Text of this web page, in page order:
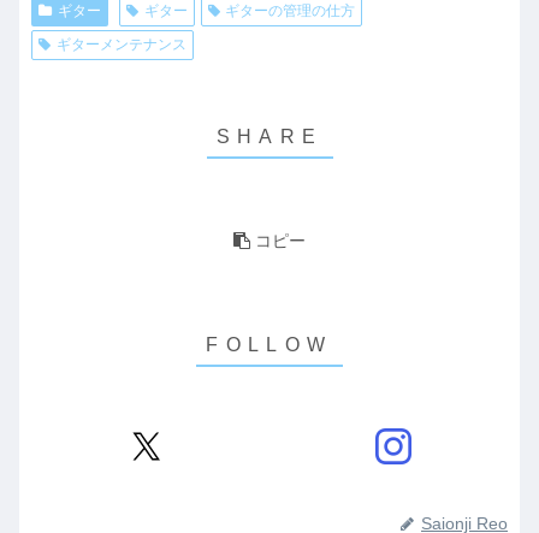
ギター ギター
ギターの管理の仕方
ギターメンテナンス
コピー
Saionji Reo